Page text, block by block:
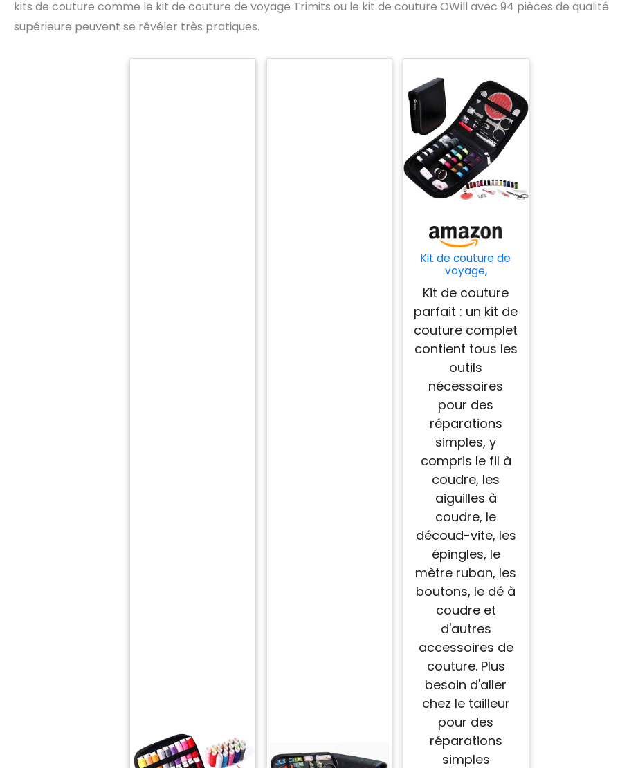
kits de couture comme le kit de couture de voyage Trimits ou le kit de couture OWill avec 94 pièces de qualité
supérieure peuvent se révéler très pratiques.
Kit de couture de
voyage,
base, comprend du
fil à coudre, des
aiguilles, des
ciseaux, des
accessoires de
couture, des
boutons, etc., kit de
couture pour
adultes (Nhset-
noir)
Kit de couture
parfait : un kit de
couture complet
contient tous les
outils
nécessaires
pour des
réparations
simples, y
compris le fil à
coudre, les
aiguilles à
coudre, le
découd-vite, les
épingles, le
mètre ruban, les
boutons, le dé à
coudre et
d'autres
accessoires de
couture. Plus
besoin d'aller
chez le tailleur
pour des
réparations
simples